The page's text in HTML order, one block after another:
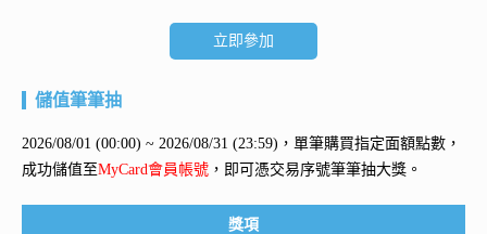
立即參加
儲值筆筆抽
2026/08/01 (00:00) ~ 2026/08/31 (23:59)，單筆購買指定面額點數，
成功儲值至MyCard會員帳號 ，即可憑交易序號筆筆抽大獎。
獎項